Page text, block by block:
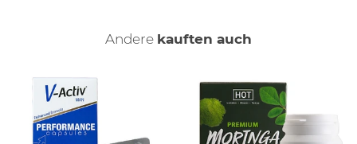
Andere kauften auch